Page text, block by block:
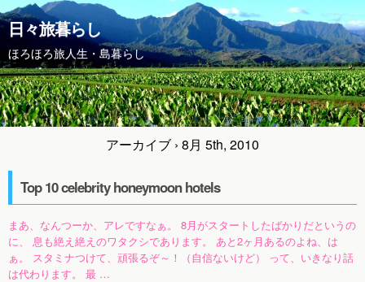
日々旅暮らし
ほろほろ旅人生・島暮らし
アーカイブ › 8月 5th, 2010
Top 10 celebrity honeymoon hotels
まあ、なんつーか、アレですなぁ。 8月がスタートしたばかりだというの
に、 息も絶え絶えのワタクシであります。 あと2ヶ月あるのよね、は
ぁ。 スタミナつけて、頑張るぞ～！（自信ないけど） って、いきなり話
は代わります。 最 …